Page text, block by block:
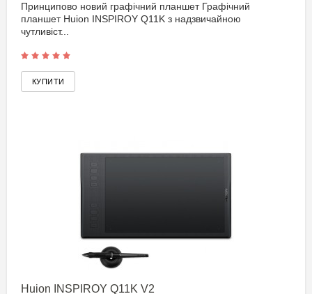
Принципово новий графічний планшет Графічний
планшет Huion INSPIROY Q11K з надзвичайною
чутливіст...
Huion INSPIROY Q11K V2